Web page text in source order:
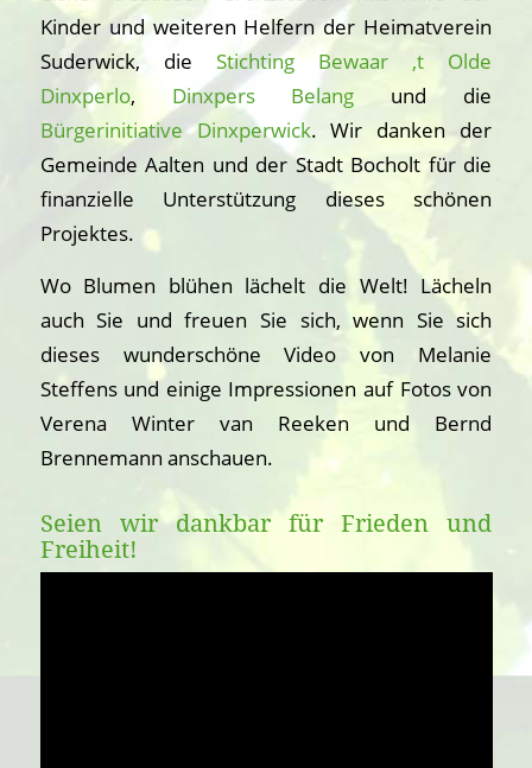
Kinder und weiteren Helfern der Heimatverein
Suderwick, die Stichting Bewaar ‚t Olde
Dinxperlo, Dinxpers Belang und die
Bürgerinitiative Dinxperwick. Wir danken der
Gemeinde Aalten und der Stadt Bocholt für die
finanzielle Unterstützung dieses schönen
Projektes.
Wo Blumen blühen lächelt die Welt! Lächeln
auch Sie und freuen Sie sich, wenn Sie sich
dieses wunderschöne Video von Melanie
Steffens und einige Impressionen auf Fotos von
Verena Winter van Reeken und Bernd
Brennemann anschauen.
Seien wir dankbar für Frieden und
Freiheit!